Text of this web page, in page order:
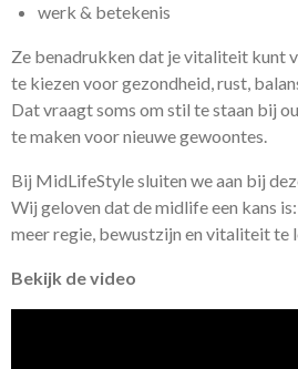
werk & betekenis
Ze benadrukken dat je vitaliteit kunt
te kiezen voor gezondheid, rust,
Dat vraagt soms om stil te staan bij
te maken voor nieuwe gewoontes.
Bij MidLifeStyle sluiten we aan bij
Wij geloven dat de midlife een kans
meer regie, bewustzijn en vitaliteit te
Bekijk de video